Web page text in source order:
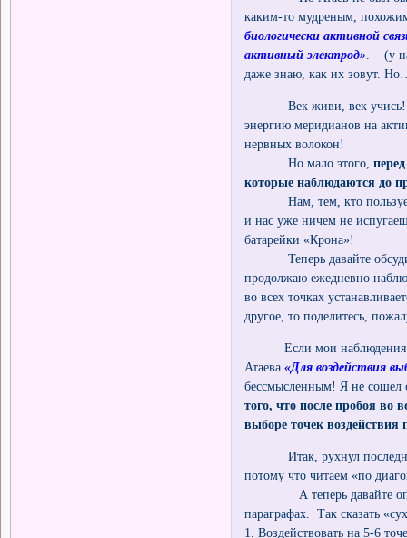
каким-то мудреным,
биологически активной
активный электрод» . (у
даже знаю, как их зовут.
Век живи, век учись!
энергию меридианов на
нервных волокон!
Но мало этого,
которые наблюдаются до
Нам, тем, кто
и нас уже ничем не
батарейки «Крона»!
Теперь давайте обсудим
продолжаю ежедневно
во всех точках
другое, то поделитесь,
Если мои наблюдения
Атаева«Для воздействия
бессмысленным! Я не сошел
того, что после пробоя во
выборе точек
Итак, рухнул последний
потому что читаем «по
А теперь давайте
параграфах. Так сказать
1. Воздействовать на 5-6